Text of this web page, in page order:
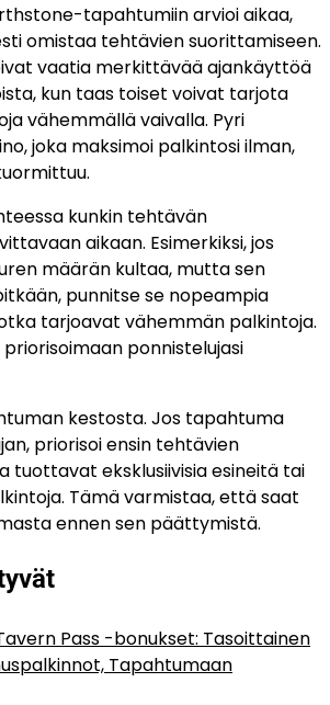
tapahtumiin arvioi aikaa,
omistaa tehtävien suorittamiseen.
vaatia merkittävää ajankäyttöä
kun taas toiset voivat tarjota
vähemmällä vaivalla. Pyri
joka maksimoi palkintosi ilman,
kunkin tehtävän
aikaan. Esimerkiksi, jos
määrän kultaa, mutta sen
punnitse se nopeampia
tarjoavat vähemmän palkintoja.
ponnistelujasi
kestosta. Jos tapahtuma
priorisoi ensin tehtävien
tuottavat eksklusiivisia esineitä tai
Tämä varmistaa, että saat
ennen sen päättymistä.
Pass -bonukset: Tasoittainen
Tapahtumaan